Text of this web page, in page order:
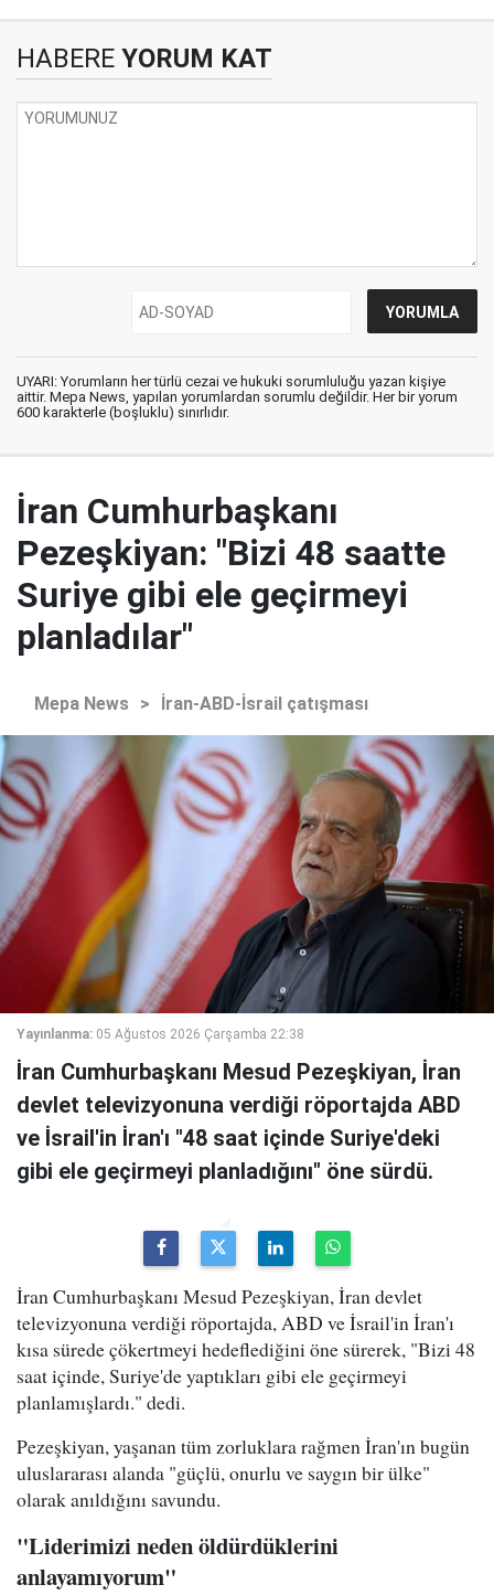
HABERE YORUM KAT
UYARI: Yorumların her türlü cezai ve hukuki sorumluluğu yazan kişiye
aittir. Mepa News, yapılan yorumlardan sorumlu değildir. Her bir yorum
600 karakterle (boşluklu) sınırlıdır.
İran Cumhurbaşkanı
Pezeşkiyan: "Bizi 48 saatte
Suriye gibi ele geçirmeyi
planladılar"
Mepa News > İran-ABD-İsrail çatışması
Yayınlanma: 05 Ağustos 2026 Çarşamba 22:38
İran Cumhurbaşkanı Mesud Pezeşkiyan, İran
devlet televizyonuna verdiği röportajda ABD
ve İsrail'in İran'ı "48 saat içinde Suriye'deki
gibi ele geçirmeyi planladığını" öne sürdü.
İran Cumhurbaşkanı Mesud Pezeşkiyan, İran devlet
televizyonuna verdiği röportajda, ABD ve İsrail'in İran'ı
kısa sürede çökertmeyi hedeflediğini öne sürerek, "Bizi 48
saat içinde, Suriye'de yaptıkları gibi ele geçirmeyi
planlamışlardı." dedi.
Pezeşkiyan, yaşanan tüm zorluklara rağmen İran'ın bugün
uluslararası alanda "güçlü, onurlu ve saygın bir ülke"
olarak anıldığını savundu.
"Liderimizi neden öldürdüklerini
anlayamıyorum"